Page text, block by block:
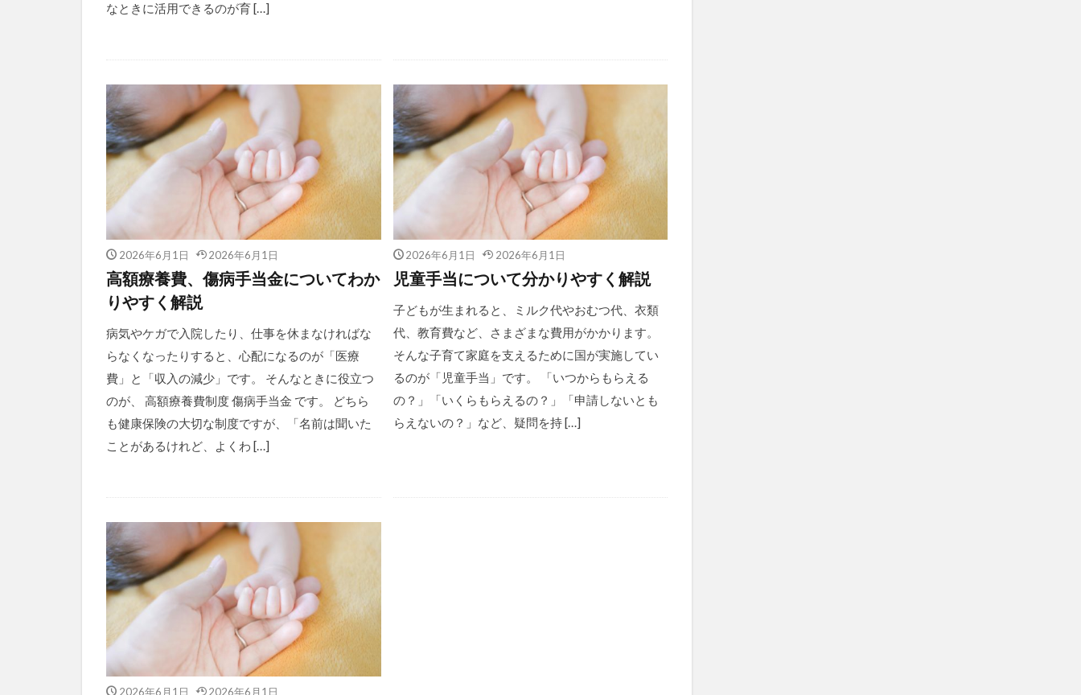
なときに活用できるのが育 […]
2026年6月1日 2026年6月1日
高額療養費、傷病手当金についてわか
りやすく解説
病気やケガで入院したり、仕事を休まなければな
らなくなったりすると、心配になるのが「医療
費」と「収入の減少」です。 そんなときに役立つ
のが、 高額療養費制度 傷病手当金 です。 どちら
も健康保険の大切な制度ですが、「名前は聞いた
ことがあるけれど、よくわ […]
2026年6月1日 2026年6月1日
児童手当について分かりやすく解説
子どもが生まれると、ミルク代やおむつ代、衣類
代、教育費など、さまざまな費用がかかります。
そんな子育て家庭を支えるために国が実施してい
るのが「児童手当」です。 「いつからもらえる
の？」「いくらもらえるの？」「申請しないとも
らえないの？」など、疑問を持 […]
2026年6月1日 2026年6月1日